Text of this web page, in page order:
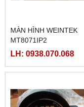
MÀN HÌNH WEINTEK
MT8071IP2
LH: 0938.070.068